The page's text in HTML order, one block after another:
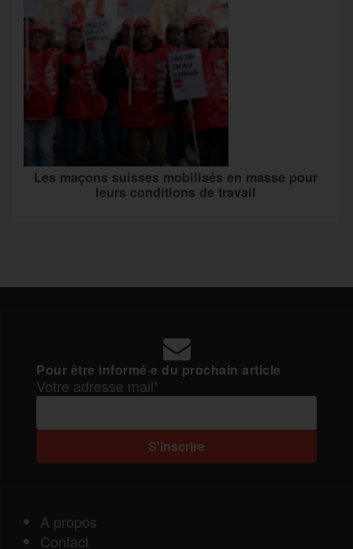
Les maçons suisses mobilisés en masse pour
leurs conditions de travail
Pour être informé·e du prochain article
Votre adresse mail*
A propos
Contact